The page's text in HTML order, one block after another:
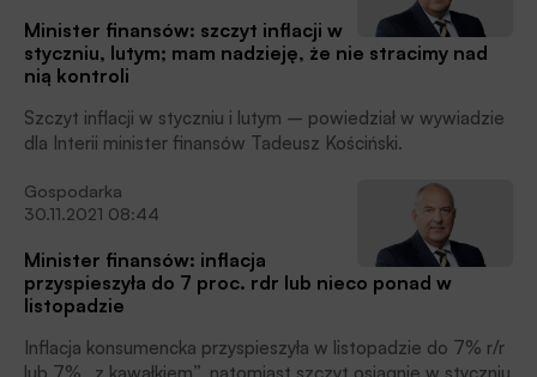
Minister finansów: szczyt inflacji w
styczniu, lutym; mam nadzieję, że nie stracimy nad
nią kontroli
Szczyt inflacji w styczniu i lutym – powiedział w wywiadzie
dla Interii minister finansów Tadeusz Kościński.
Gospodarka
30.11.2021 08:44
Minister finansów: inflacja
przyspieszyła do 7 proc. rdr lub nieco ponad w
listopadzie
Inflacja konsumencka przyspieszyła w listopadzie do 7% r/r